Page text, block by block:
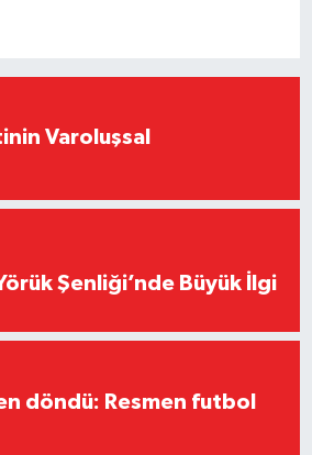
Varoluşsal
Şenliği’nde Büyük İlgi
döndü: Resmen futbol